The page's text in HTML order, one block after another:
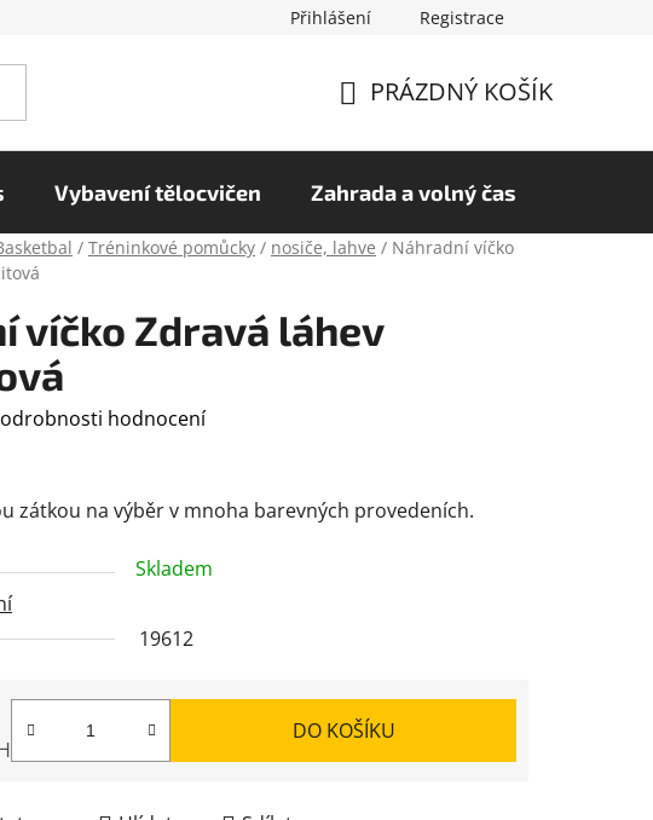
Podmínky ochrany osobních údajů Hodnocení obchodu
Přihlášení Registrace
KOŠÍK
PRÁZDNÝ KOŠÍK
Vybavení tělocvičen Zahrada a volný čas
/ Tréninkové pomůcky / nosiče, lahve / Náhradní víčko
víčko Zdravá láhev
hodnocení
zátkou na výběr v mnoha barevných provedeních.
Skladem
19612
DO KOŠÍKU